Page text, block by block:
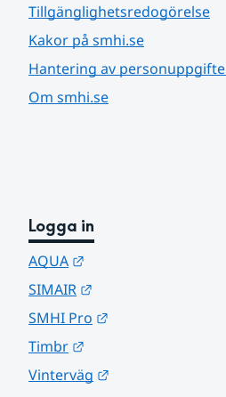
Tillgänglighetsredogörelse
Kakor på smhi.se
Hantering av
Om smhi.se
Logga in
AQUA
SIMAIR
SMHI Pro
Timbr
Vinterväg